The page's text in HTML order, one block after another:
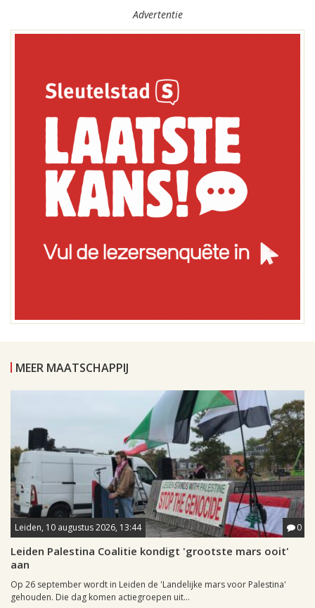
Advertentie
MEER MAATSCHAPPIJ
Leiden, 10 augustus 2026, 13:44 0
Leiden Palestina Coalitie kondigt 'grootste mars ooit'
aan
Op 26 september wordt in Leiden de 'Landelijke mars voor Palestina'
gehouden. Die dag komen actiegroepen uit...